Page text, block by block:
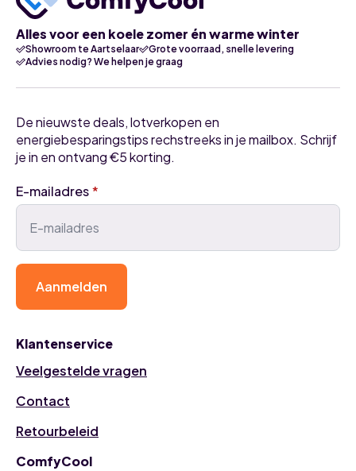
Alles voor een koele zomer én warme winter
Showroom te Aartselaar
Grote voorraad, snelle levering
Advies nodig? We helpen je graag
Klantenservice
Veelgestelde vragen
Contact
Retourbeleid
ComfyCool
De nieuwste deals, lotverkopen en
energiebesparingstips rechstreeks in je mailbox. Schrijf
je in en ontvang €5 korting.
E-mailadres*
Aanmelden